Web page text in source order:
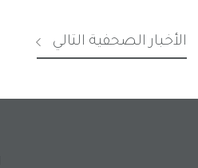
الأخبار الصحفية التالي